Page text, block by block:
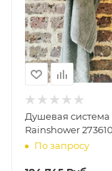
Душевая
Rainshower
По запросу